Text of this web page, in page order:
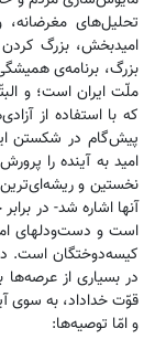
تحلیل‌های مغرضانه،
امیدبخش، بزرگ
بزرگ، برنامه‌‌ی
ملّت ایران است؛ و
که با استفاده از
پیش‌گام در شکستن
امید به آینده را
نخستین و
آنها اشاره شد- در
است و دست‌ودلهای
کیسه‌دوختگان است.
در بسیاری از عرصه‌ها
قوّت خداداد، به سوی
و امّا توصیه‌ها: